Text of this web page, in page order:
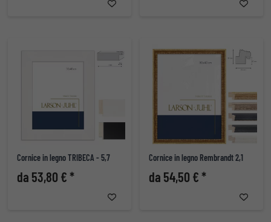
Cornice in legno TRIBECA - 5,7
da 53,80 € *
Cornice in legno Rembrandt 2,1
da 54,50 € *